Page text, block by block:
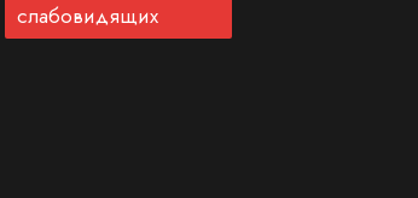
слабовидящих